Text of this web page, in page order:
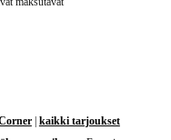
| kaikki tarjoukset